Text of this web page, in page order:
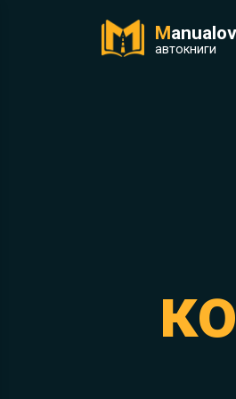
M
автокниги